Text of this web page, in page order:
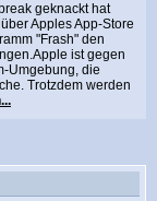
geknackt hat
Apples App-Store
"Frash" den
ist gegen
Umgebung, die
Trotzdem werden